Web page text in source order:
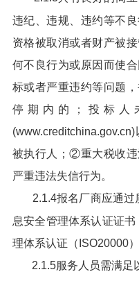
违纪、违规、违约等不
资格被取消或者财产被
何不良行为或原因而使
标或者严重违约等问题
停期内的；投标人
被执行人；②重大税收
严重违法失信行为。
2.1.4报名厂商应通
息安全管理体系认证证
理体系认证（ISO20000）
2.1.5服务人员需满足